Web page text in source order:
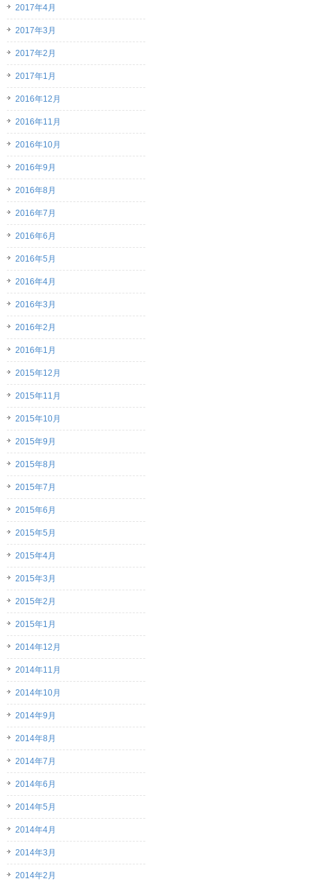
2017年4月
2017年3月
2017年2月
2017年1月
2016年12月
2016年11月
2016年10月
2016年9月
2016年8月
2016年7月
2016年6月
2016年5月
2016年4月
2016年3月
2016年2月
2016年1月
2015年12月
2015年11月
2015年10月
2015年9月
2015年8月
2015年7月
2015年6月
2015年5月
2015年4月
2015年3月
2015年2月
2015年1月
2014年12月
2014年11月
2014年10月
2014年9月
2014年8月
2014年7月
2014年6月
2014年5月
2014年4月
2014年3月
2014年2月